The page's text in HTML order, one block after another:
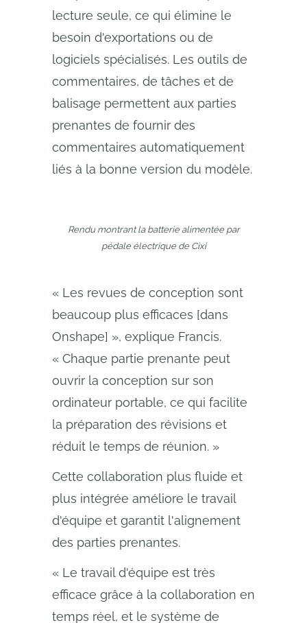
lecture seule, ce qui élimine le
besoin d'exportations ou de
logiciels spécialisés. Les outils de
commentaires, de tâches et de
balisage permettent aux parties
prenantes de fournir des
commentaires automatiquement
liés à la bonne version du modèle.
Rendu montrant la batterie alimentée par
pédale électrique de Cixi
« Les revues de conception sont
beaucoup plus efficaces [dans
Onshape] », explique Francis.
« Chaque partie prenante peut
ouvrir la conception sur son
ordinateur portable, ce qui facilite
la préparation des révisions et
réduit le temps de réunion. »
Cette collaboration plus fluide et
plus intégrée améliore le travail
d'équipe et garantit l'alignement
des parties prenantes.
« Le travail d'équipe est très
efficace grâce à la collaboration en
temps réel, et le système de